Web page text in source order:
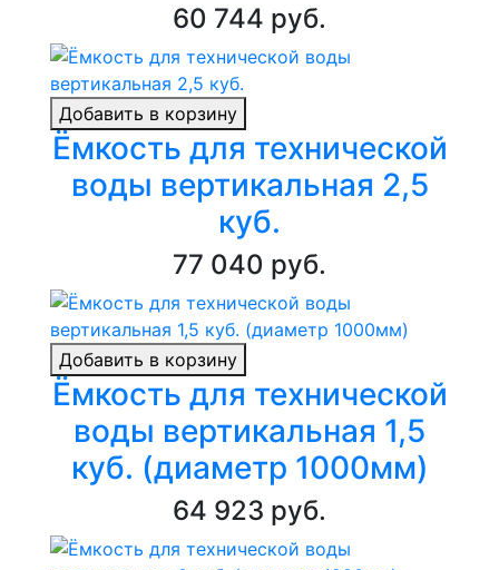
60 744 руб.
Добавить в корзину
Ёмкость для технической
воды вертикальная 2,5
куб.
77 040 руб.
Добавить в корзину
Ёмкость для технической
воды вертикальная 1,5
куб. (диаметр 1000мм)
64 923 руб.